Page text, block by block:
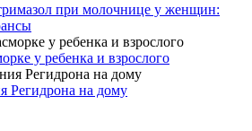
при молочнице у женщин:
у ребенка и взрослого
Регидрона на дому